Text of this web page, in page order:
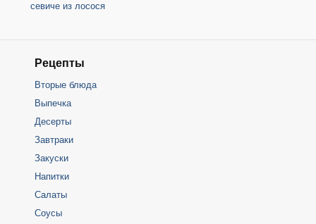
севиче из лосося
Рецепты
Вторые блюда
Выпечка
Десерты
Завтраки
Закуски
Напитки
Салаты
Соусы